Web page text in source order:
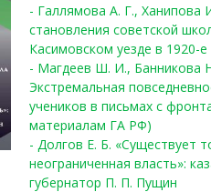
- Галлямова А. Г.,
становления советской
Касимовском уезде в 1920-е
- Магдеев Ш. И., Банникова
Экстремальная
учеников в письмах с
материалам ГА РФ)
- Долгов Е. Б. «Существует
неограниченная власть»:
губернатор П. П. Пущин